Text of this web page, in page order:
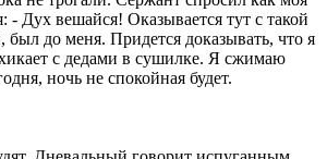
- Дух вешайся! Оказывается тут с такой
до меня. Придется доказывать, что я
с дедами в сушилке. Я сжимаю
ночь не спокойная будет.